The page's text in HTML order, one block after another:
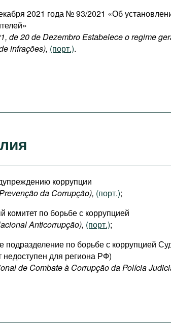
2021 года № 93/2021 «Об
de 20 de Dezembro Estabelece o regime
infrações), (порт.).
коррупции
da Corrupção), (порт.);
комитет по борьбе с коррупцией
Anticorrupção), (порт.);
подразделение по борьбе с коррупцией
недоступен для региона РФ)
de Combate à Corrupção da Polícia